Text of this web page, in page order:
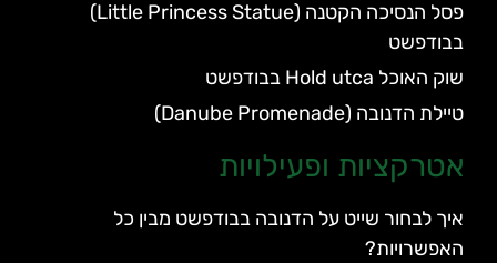
פסל הנסיכה הקטנה (Little Princess Statue)
בבודפשט
שוק האוכל Hold utca בבודפשט
טיילת הדנובה (Danube Promenade)
אטרקציות ופעילויות
איך לבחור שייט על הדנובה בבודפשט מבין כל
האפשרויות?